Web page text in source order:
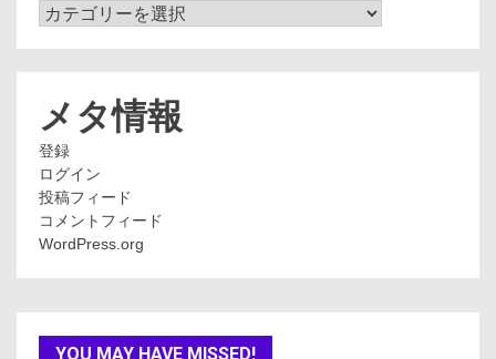
カ
メタ情報
登録
ログイン
投稿フィード
コメントフィード
WordPress.org
YOU MAY HAVE MISSED!